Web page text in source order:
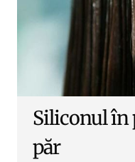
Siliconul în
păr